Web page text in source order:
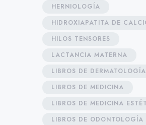
HERNIOLOGÍA
HIDROXIAPATITA DE
HILOS TENSORES
LACTANCIA MATERNA
LIBROS DE DERMATOLOGÍA
LIBROS DE MEDICINA
LIBROS DE MEDICINA
LIBROS DE ODONTOLOGÍA